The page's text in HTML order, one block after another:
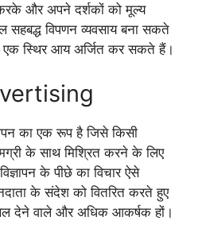
करके और अपने दर्शकों को मूल्य
विपणन व्यवसाय बना सकते
स्थिर आय अर्जित कर सकते हैं।
का एक रूप है जिसे किसी
के साथ मिश्रित करने के लिए
के पीछे का विचार ऐसे
के संदेश को वितरित करते हुए
देने वाले और अधिक आकर्षक हों।